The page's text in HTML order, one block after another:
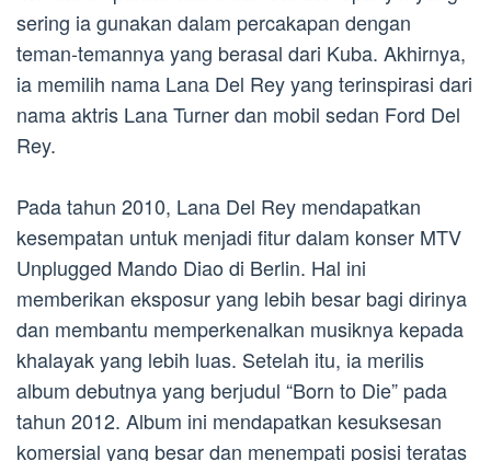
sering ia gunakan dalam percakapan dengan
teman-temannya yang berasal dari Kuba. Akhirnya,
ia memilih nama Lana Del Rey yang terinspirasi dari
nama aktris Lana Turner dan mobil sedan Ford Del
Rey.
Pada tahun 2010, Lana Del Rey mendapatkan
kesempatan untuk menjadi fitur dalam konser MTV
Unplugged Mando Diao di Berlin. Hal ini
memberikan eksposur yang lebih besar bagi dirinya
dan membantu memperkenalkan musiknya kepada
khalayak yang lebih luas. Setelah itu, ia merilis
album debutnya yang berjudul “Born to Die” pada
tahun 2012. Album ini mendapatkan kesuksesan
komersial yang besar dan menempati posisi teratas